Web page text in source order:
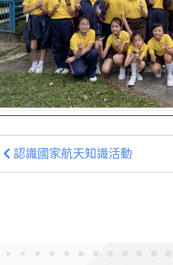
認識國家航天知識活動